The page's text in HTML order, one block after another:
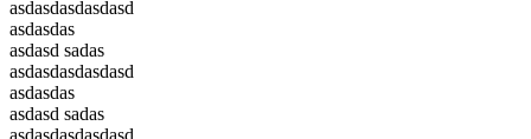
asdasdasdasdasd
asdasdas
asdasd sadas
asdasdasdasdasd
asdasdas
asdasd sadas
asdasdasdasdasd